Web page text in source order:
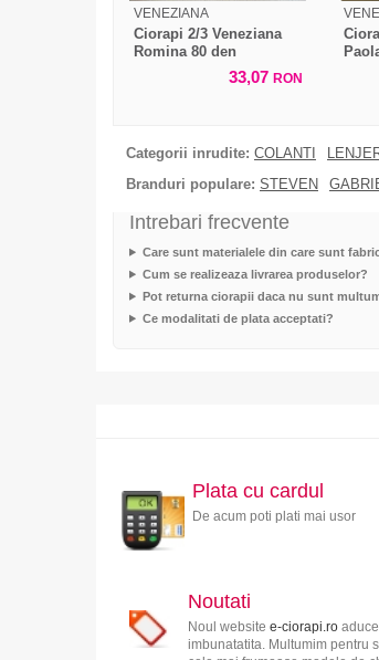
VENEZIANA
Ciorapi 2/3 Veneziana
Romina 80 den
33,07 RON
Categorii inrudite: COLANTI
Branduri populare: STEVEN
Intrebari frecvente
Care sunt materialele din care sunt
Cum se realizeaza livrarea produselor?
Pot returna ciorapii daca nu sunt
Ce modalitati de plata acceptati?
Plata cu cardul
De acum poti plati mai usor
Noutati
Noul website e-ciorapi.roaduce
imbunatatita. Multumim pentru